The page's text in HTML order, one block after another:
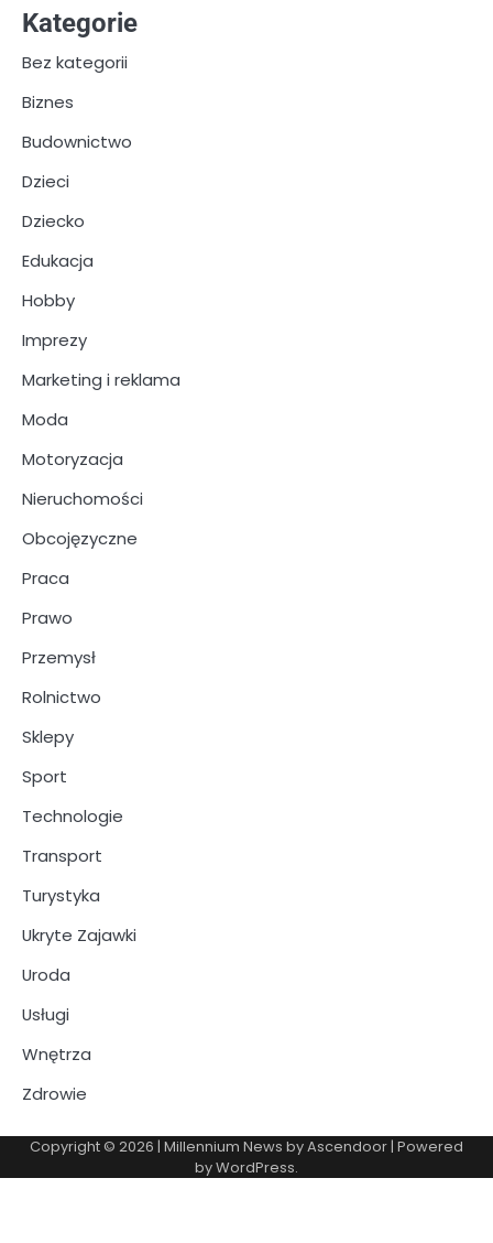
Kategorie
Bez kategorii
Biznes
Budownictwo
Dzieci
Dziecko
Edukacja
Hobby
Imprezy
Marketing i reklama
Moda
Motoryzacja
Nieruchomości
Obcojęzyczne
Praca
Prawo
Przemysł
Rolnictwo
Sklepy
Sport
Technologie
Transport
Turystyka
Ukryte Zajawki
Uroda
Usługi
Wnętrza
Zdrowie
Copyright © 2026 | Millennium News byAscendoor| Powered
byWordPress.